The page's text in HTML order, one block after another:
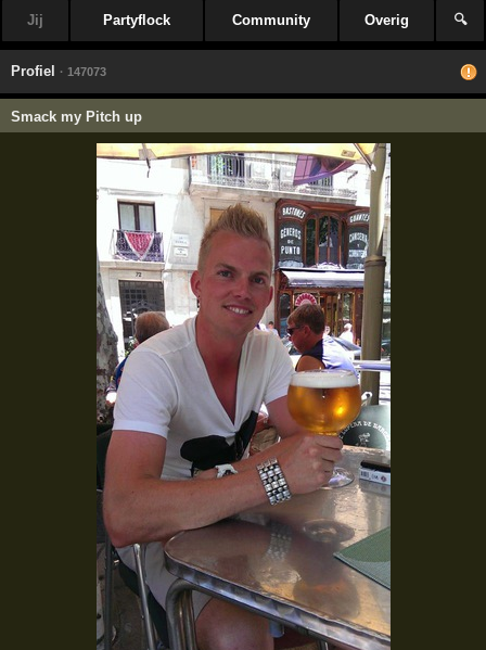
Jij Partyflock Community Overig 🔍
Profiel · 147073
Smack my Pitch up